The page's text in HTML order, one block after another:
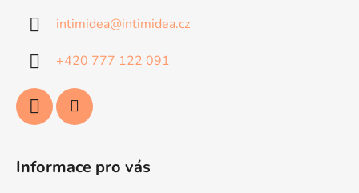
intimidea@intimidea.cz
+420 777 122 091
Informace pro vás